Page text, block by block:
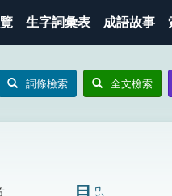
生字詞彙表 成語故事
詞條檢索 全文檢索